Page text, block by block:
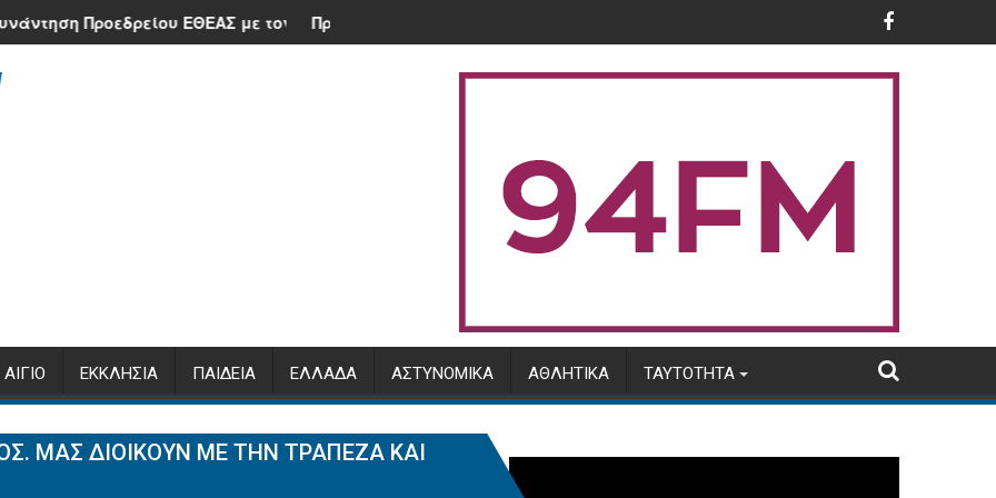
της Κλειτορίας
ΕΘΕΑΣ με τον Υπουργό, Μ. Σχοινά και τον Διοικητή της ΑΑΔΕ
Πρόγραμμα Αρχιερατικής χοροστασίας μηνός Αυγούστου 2026Φωτιά στην Αιγιαλεία: Ολονύχτια
ΑΊΓΙΟ ΕΚΚΛΗΣΊΑ ΠΑΙΔΕΊΑ ΕΛΛΆΔΑ ΑΣΤΥΝΟΜΙΚΆ ΑΘΛΗΤΙΚΆ ΤΑΥΤΌΤΗΤΑ
ΜΑΣ ΔΙΟΙΚΟΎΝ ΜΕ ΤΗΝ ΤΡΆΠΕΖΑ ΚΑΙ
Πρόγραμμα
Αναπαραγωγής